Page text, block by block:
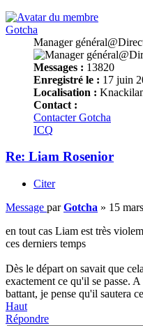
Gotcha
Manager
Messages : 13820
Enregistré le : 17 juin
Localisation :
Contact :
Contacter Gotcha
ICQ
Re: Liam Rosenior
Citer
Message parGotcha » 15
en tout cas Liam est très
ces derniers temps
Dès le départ on savait que
exactement ce qu'il se passe.
battant, je pense qu'il sautera
Haut
Répondre